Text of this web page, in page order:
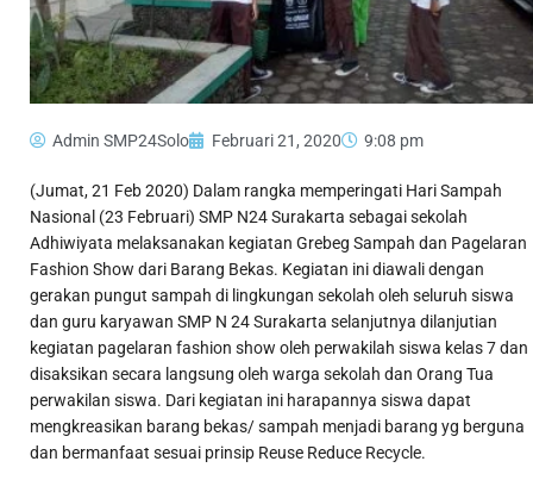
Admin SMP24Solo Februari 21, 2020 9:08 pm
(Jumat, 21 Feb 2020) Dalam rangka memperingati Hari Sampah
Nasional (23 Februari) SMP N24 Surakarta sebagai sekolah
Adhiwiyata melaksanakan kegiatan Grebeg Sampah dan Pagelaran
Fashion Show dari Barang Bekas. Kegiatan ini diawali dengan
gerakan pungut sampah di lingkungan sekolah oleh seluruh siswa
dan guru karyawan SMP N 24 Surakarta selanjutnya dilanjutian
kegiatan pagelaran fashion show oleh perwakilah siswa kelas 7 dan
disaksikan secara langsung oleh warga sekolah dan Orang Tua
perwakilan siswa. Dari kegiatan ini harapannya siswa dapat
mengkreasikan barang bekas/ sampah menjadi barang yg berguna
dan bermanfaat sesuai prinsip Reuse Reduce Recycle.